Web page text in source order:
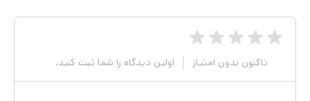
تاکنون بدون امتیاز اولین دیدگاه را شما ثبت کنید.